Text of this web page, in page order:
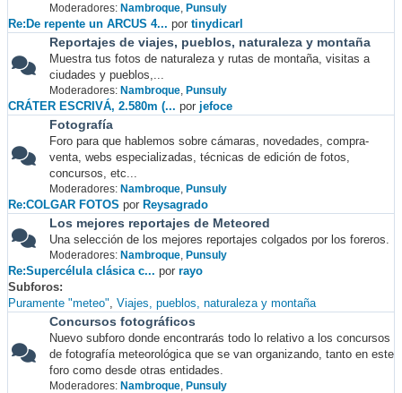
Moderadores: Nambroque, Punsuly
Re:De repente un ARCUS 4... por tinydicarl
Reportajes de viajes, pueblos, naturaleza y montaña
Muestra tus fotos de naturaleza y rutas de montaña, visitas a
ciudades y pueblos,...
Moderadores: Nambroque, Punsuly
CRÁTER ESCRIVÁ, 2.580m (... por jefoce
Fotografía
Foro para que hablemos sobre cámaras, novedades, compra-
venta, webs especializadas, técnicas de edición de fotos,
concursos, etc...
Moderadores: Nambroque, Punsuly
Re:COLGAR FOTOS por Reysagrado
Los mejores reportajes de Meteored
Una selección de los mejores reportajes colgados por los foreros.
Moderadores: Nambroque, Punsuly
Re:Supercélula clásica c... por rayo
Subforos
Puramente "meteo" Viajes, pueblos, naturaleza y montaña
Concursos fotográficos
Nuevo subforo donde encontrarás todo lo relativo a los concursos
de fotografía meteorológica que se van organizando, tanto en este
foro como desde otras entidades.
Moderadores: Nambroque, Punsuly